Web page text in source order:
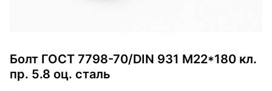
Болт ГОСТ 7798-70/DIN 931 М22*180 кл.
пр. 5.8 оц. сталь